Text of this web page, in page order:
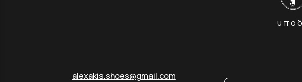
alexakis.shoes@gmail.com